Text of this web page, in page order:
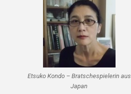
Etsuko Kondo – Bratschespielerin aus
Japan